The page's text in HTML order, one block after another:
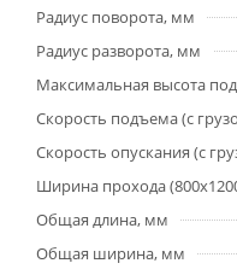
Радиус поворота, мм
Радиус разворота, мм
Максимальная высота
Скорость подъема (с
Скорость опускания (с
Ширина прохода
Общая длина, мм
Общая ширина, мм